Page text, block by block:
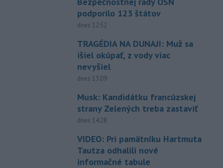
podporilo 123 štátov
dnes 12:52
TRAGÉDIA NA DUNAJI: Muž sa
išiel okúpať, z vody viac
nevyšiel
dnes 13:09
Musk: Kandidátku francúzskej
strany Zelených treba zastaviť
dnes 14:28
VIDEO: Pri pamätníku Hartmuta
Tautza odhalili nové
informačné tabule